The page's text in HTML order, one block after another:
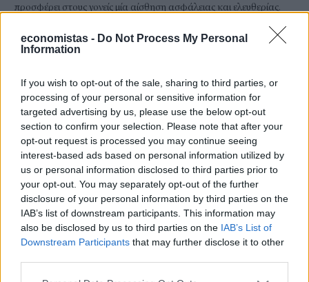
economistas - Do Not Process My Personal
Information
If you wish to opt-out of the sale, sharing to third parties, or
processing of your personal or sensitive information for
targeted advertising by us, please use the below opt-out
section to confirm your selection. Please note that after your
opt-out request is processed you may continue seeing
interest-based ads based on personal information utilized by
us or personal information disclosed to third parties prior to
your opt-out. You may separately opt-out of the further
disclosure of your personal information by third parties on the
IAB’s list of downstream participants. This information may
also be disclosed by us to third parties on the IAB’s List of
Downstream Participants that may further disclose it to other
προσφέρει στους γονείς μία αίσθηση ασφάλειας και ελευθερίας.
παράλληλα έχουν άμεση επαφή με την κατάσταση του βρέφους
και γνωρίζουν ότι τη στιγμή που θα τους χρειαστεί, θα είναι δίπλα
NEWSROOM/04 Αυγ 2026